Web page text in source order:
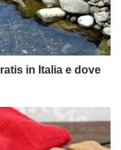
in Italia e dove